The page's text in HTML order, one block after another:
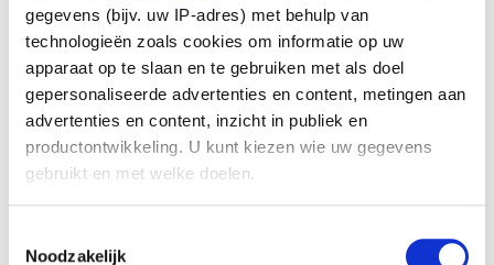
gegevens (bijv. uw IP-adres) met behulp van
technologieën zoals cookies om informatie op uw
apparaat op te slaan en te gebruiken met als doel
gepersonaliseerde advertenties en content, metingen aan
advertenties en content, inzicht in publiek en
productontwikkeling. U kunt kiezen wie uw gegevens
gebruikt en met welke doelen.
Informatie verzamelen over uw geografische
Noodzakelijk